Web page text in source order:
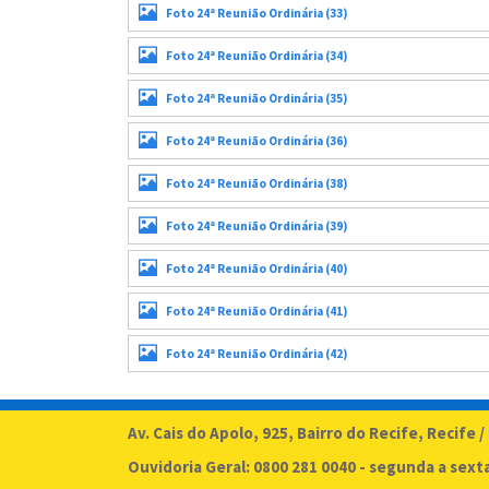
Foto 24ª Reunião Ordinária (33)
Foto 24ª Reunião Ordinária (34)
Foto 24ª Reunião Ordinária (35)
Foto 24ª Reunião Ordinária (36)
Foto 24ª Reunião Ordinária (38)
Foto 24ª Reunião Ordinária (39)
Foto 24ª Reunião Ordinária (40)
Foto 24ª Reunião Ordinária (41)
Foto 24ª Reunião Ordinária (42)
Av. Cais do Apolo, 925, Bairro do Recife, Recife /
Ouvidoria Geral: 0800 281 0040 - segunda a